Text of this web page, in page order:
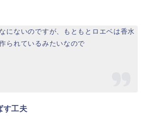
にないのですが、もともとロエベは香水
られているみたいなので
す工夫